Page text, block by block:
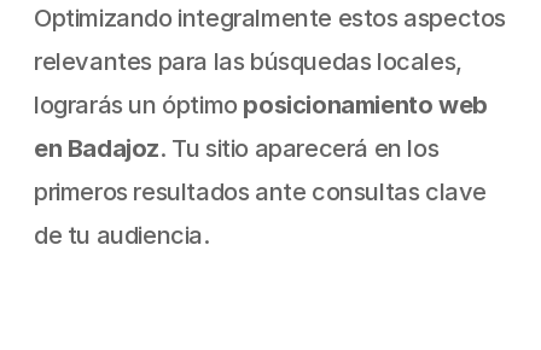
Optimizando integralmente estos aspectos
relevantes para las búsquedas locales,
lograrás un óptimo posicionamiento web
en Badajoz. Tu sitio aparecerá en los
primeros resultados ante consultas clave
de tu audiencia.